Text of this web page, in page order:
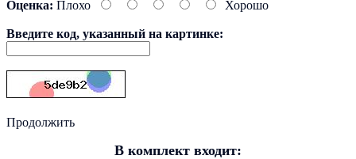
Оценка: Плохо Хорошо
Введите код, указанный на картинке:
Продолжить
В комплект входит: